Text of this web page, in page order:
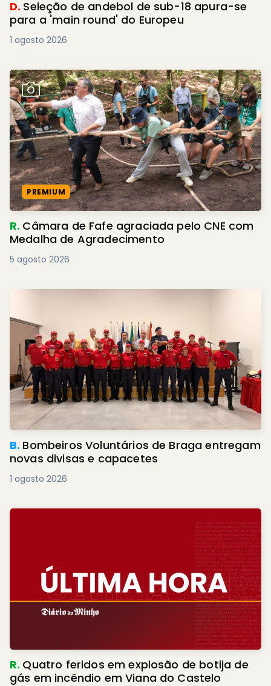
D. Seleção de andebol de sub-18 apura-se
para a 'main round' do Europeu
1 agosto 2026
PREMIUM
R. Câmara de Fafe agraciada pelo CNE com
Medalha de Agradecimento
5 agosto 2026
B. Bombeiros Voluntários de Braga entregam
novas divisas e capacetes
1 agosto 2026
R. Quatro feridos em explosão de botija de
gás em incêndio em Viana do Castelo